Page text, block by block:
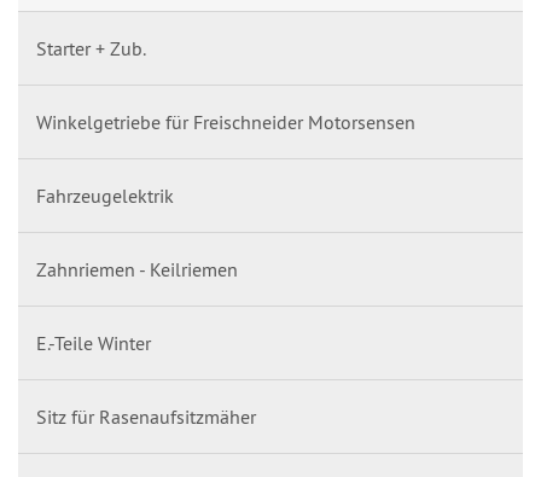
Starter + Zub.
Winkelgetriebe für Freischneider Motorsensen
Fahrzeugelektrik
Zahnriemen - Keilriemen
E.-Teile Winter
Sitz für Rasenaufsitzmäher